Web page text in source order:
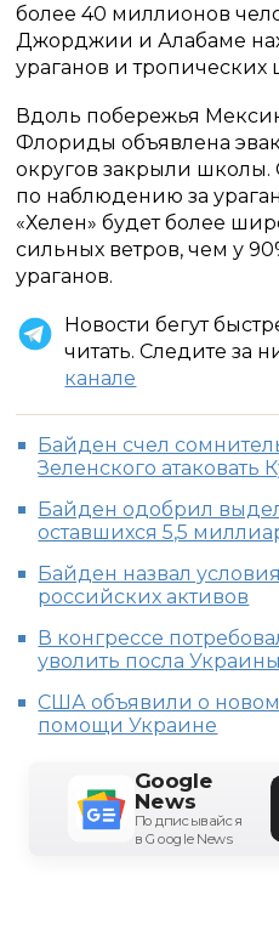
более 40 миллионов
Джорджии и Алабаме
ураганов и тропических
Вдоль побережья
Флориды объявлена
округов закрыли
по наблюдению за
«Хелен» будет более
сильных ветров, чем у
ураганов.
Новости бегут
читать. Следите за
канале
Байден счел
Зеленского атаковать
Байден одобрил
оставшихся 5,5
Байден назвал
российских активов
В конгрессе
уволить посла
США объявили о новом
помощи Украине
Google
News
Подписывайся
в Google News